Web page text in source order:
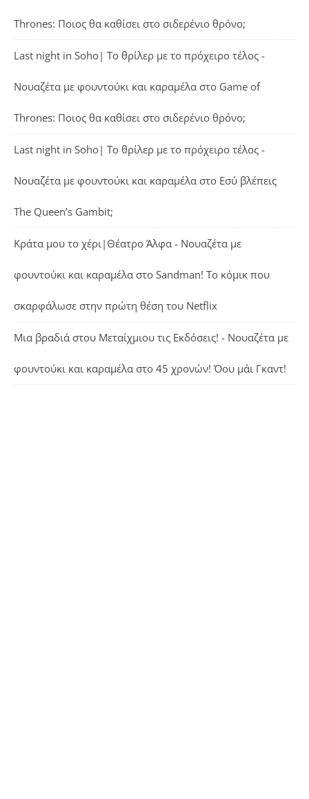
Thrones: Ποιος θα καθίσει στο σιδερένιο θρόνο;
Last night in Soho| Το θρίλερ με το πρόχειρο τέλος -
Νουαζέτα με φουντούκι και καραμέλα στο Game of
Thrones: Ποιος θα καθίσει στο σιδερένιο θρόνο;
Last night in Soho| Το θρίλερ με το πρόχειρο τέλος -
Νουαζέτα με φουντούκι και καραμέλα στο Εσύ βλέπεις
The Queen’s Gambit;
Κράτα μου το χέρι|Θέατρο Άλφα - Νουαζέτα με
φουντούκι και καραμέλα στο Sandman! Το κόμικ που
σκαρφάλωσε στην πρώτη θέση του Netflix
Μια βραδιά στου Μεταίχμιου τις Εκδόσεις! - Νουαζέτα με
φουντούκι και καραμέλα στο 45 χρονών! Όου μάι Γκαντ!